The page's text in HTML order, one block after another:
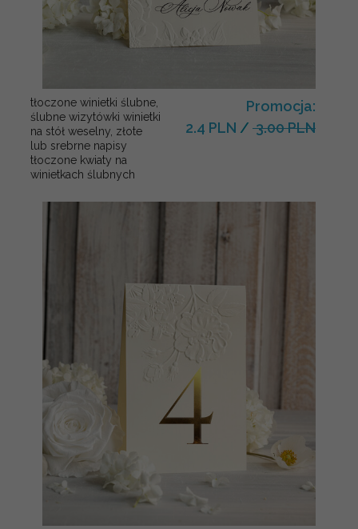
tłoczone winietki ślubne,
ślubne wizytówki winietki
na stół weselny, złote
lub srebrne napisy
tłoczone kwiaty na
winietkach ślubnych
Promocja:
2.4 PLN / 3.00 PLN